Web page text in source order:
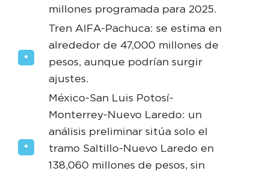
millones programada para 2025.
Tren AIFA-Pachuca: se estima en
alrededor de 47,000 millones de
pesos, aunque podrían surgir
ajustes.
México-San Luis Potosí-
Monterrey-Nuevo Laredo: un
análisis preliminar sitúa solo el
tramo Saltillo-Nuevo Laredo en
138,060 millones de pesos, sin